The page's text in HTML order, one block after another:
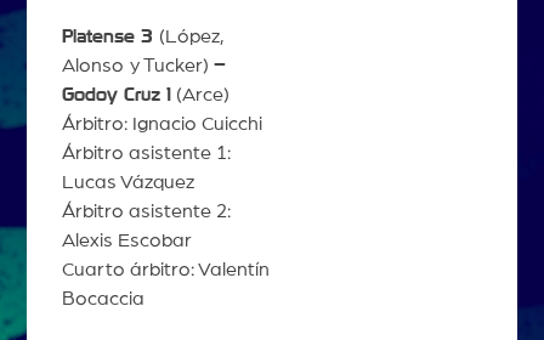
Platense 3 (López,
Alonso y Tucker) –
Godoy Cruz 1 (Arce)
Árbitro: Ignacio Cuicchi
Árbitro asistente 1:
Lucas Vázquez
Árbitro asistente 2:
Alexis Escobar
Cuarto árbitro: Valentín
Bocaccia